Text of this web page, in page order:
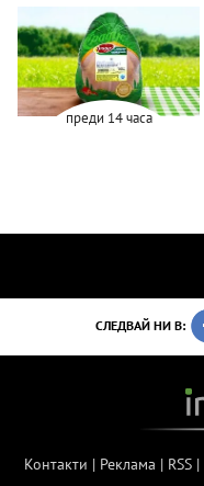
преди 14 часа
СЛЕДВАЙ НИ В:
Контакти | Реклама | RSS|